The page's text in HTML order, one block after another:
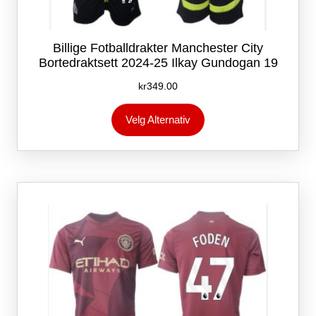
Billige Fotballdrakter Manchester City
Bortedraktsett 2024-25 Ilkay Gundogan 19
kr349.00
Velg Alternativ
produktet
flere
Alternativene
velges
på
produktsiden